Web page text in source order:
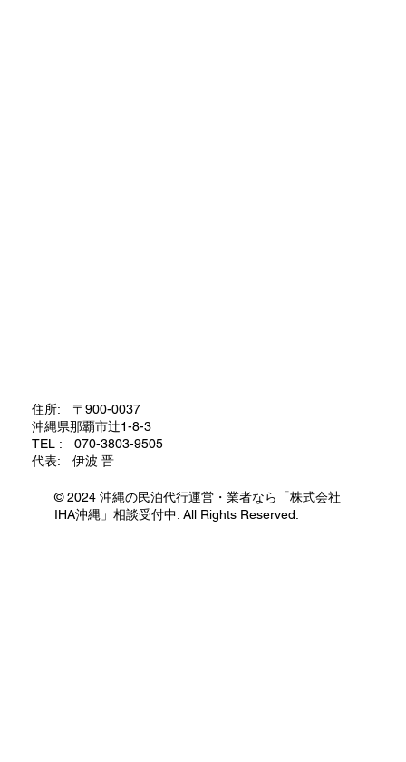
住所: 〒900-0037
沖縄県那覇市辻1-8-3
TEL : 070-3803-9505
代表: 伊波 晋
© 2024 沖縄の民泊代行運営・業者なら「株式会社
IHA沖縄」相談受付中. All Rights Reserved.